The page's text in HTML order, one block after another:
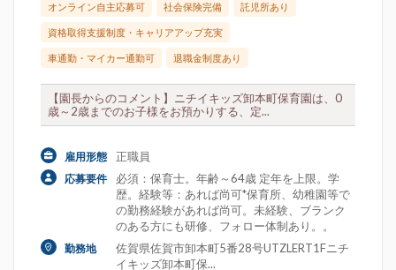
オンライン自主応募可 社会保険完備 託児所あり
資格取得支援制度・キャリアアップ充実
車通勤・マイカー通勤可 退職金制度あり
【園長からのコメント】ニチイキッズ卸本町保育園は、0
歳～2歳までのお子様をお預かりする、定...
雇用形態 正職員
応募要件
必須：保育士。年齢～64歳 定年を上限。学
歴。経験等：あれば尚可*保育所、幼稚園等で
の勤務経験があれば尚可。未経験、ブランク
のある方にも研修、フォロー体制あり。。
勤務地
佐賀県佐賀市卸本町5番28号UTZLERT1Fニチ
イキッズ卸本町保...